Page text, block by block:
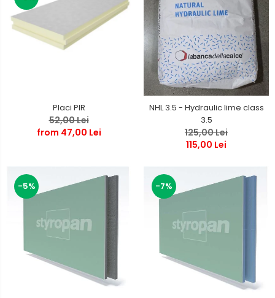
Placi PIR
52,00 Lei
from 47,00 Lei
NHL 3.5 - Hydraulic lime class
3.5
125,00 Lei
115,00 Lei
-5% -7%